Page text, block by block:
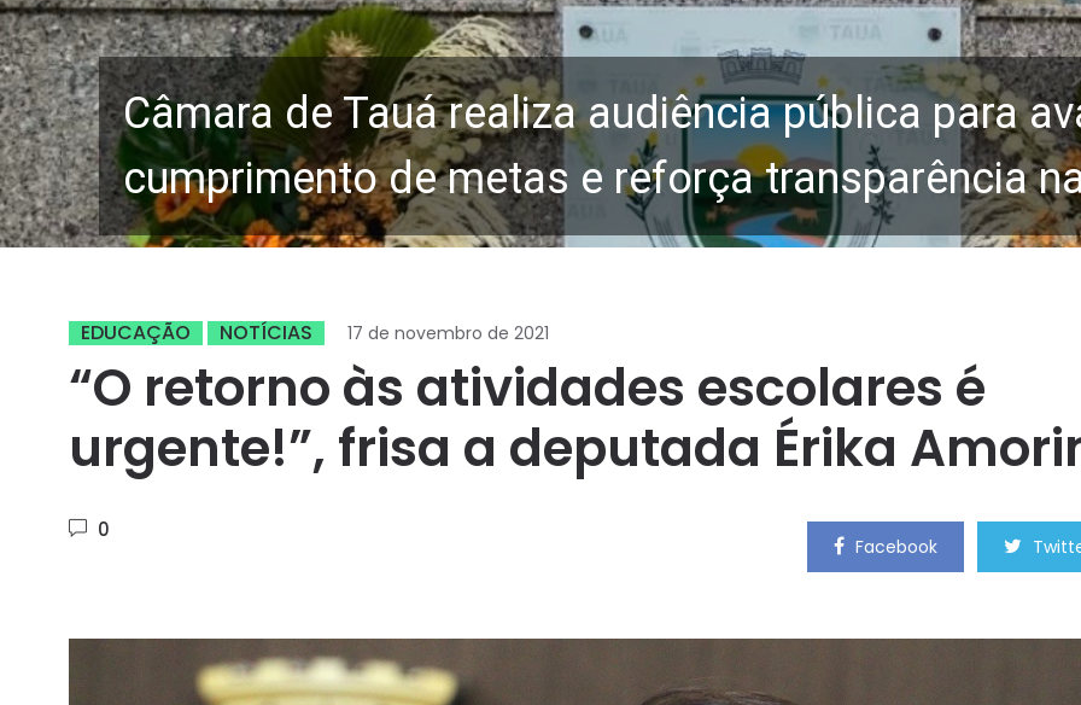
Câmara de Tauá realiza audiência pública para
cumprimento de metas e reforça transparência
EDUCAÇÃO NOTÍCIAS 17 de novembro de 2021
“O retorno às atividades escolares é
urgente!”, frisa a deputada Érika
0
Facebook